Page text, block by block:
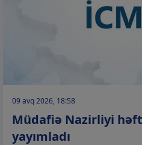
09 avq 2026, 18:58
Müdafiə Nazirliyi
yayımladı